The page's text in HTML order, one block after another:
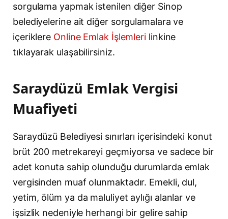
sorgulama yapmak istenilen diğer Sinop
belediyelerine ait diğer sorgulamalara ve
içeriklere Online Emlak İşlemleri linkine
tıklayarak ulaşabilirsiniz.
Saraydüzü Emlak Vergisi
Muafiyeti
Saraydüzü Belediyesi sınırları içerisindeki konut
brüt 200 metrekareyi geçmiyorsa ve sadece bir
adet konuta sahip olunduğu durumlarda emlak
vergisinden muaf olunmaktadır. Emekli, dul,
yetim, ölüm ya da maluliyet aylığı alanlar ve
işsizlik nedeniyle herhangi bir gelire sahip